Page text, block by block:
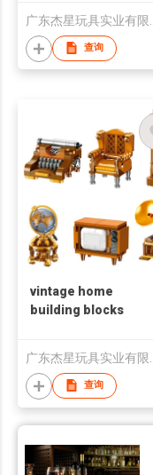
查询
vintage home
building blocks
查询